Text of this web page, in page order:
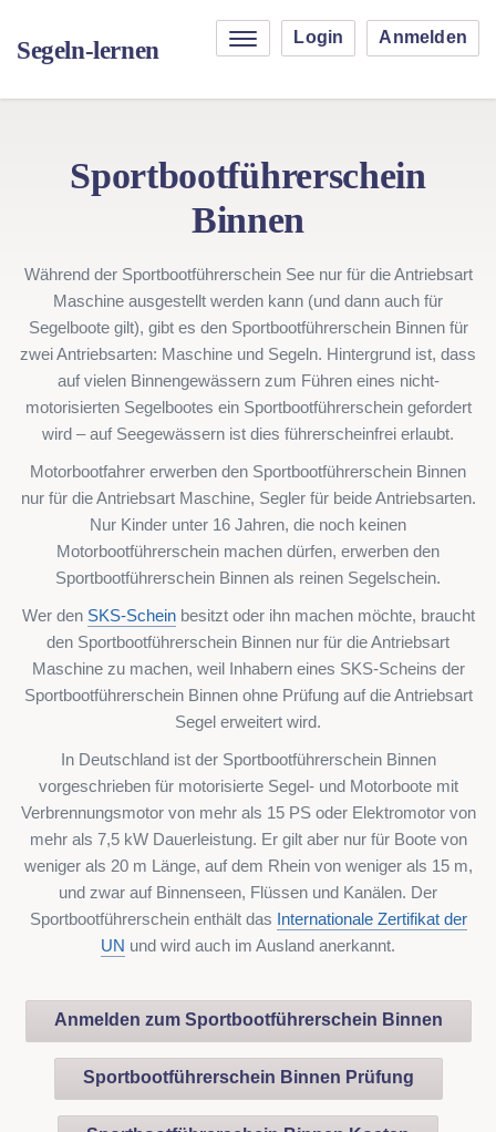
Anmelden
Login
Segeln-lernen
Sportbootführerschein
Binnen
Während der Sportbootführerschein See nur für die Antriebsart
Maschine ausgestellt werden kann (und dann auch für
Segelboote gilt), gibt es den Sportbootführerschein Binnen für
zwei Antriebsarten: Maschine und Segeln. Hintergrund ist, dass
auf vielen Binnengewässern zum Führen eines nicht-
motorisierten Segelbootes ein Sportbootführerschein gefordert
wird – auf Seegewässern ist dies führerscheinfrei erlaubt.
Motorbootfahrer erwerben den Sportbootführerschein Binnen
nur für die Antriebsart Maschine, Segler für beide Antriebsarten.
Nur Kinder unter 16 Jahren, die noch keinen
Motorbootführerschein machen dürfen, erwerben den
Sportbootführerschein Binnen als reinen Segelschein.
Wer den SKS-Scheinbesitzt oder ihn machen möchte, braucht
den Sportbootführerschein Binnen nur für die Antriebsart
Maschine zu machen, weil Inhabern eines SKS-Scheins der
Sportbootführerschein Binnen ohne Prüfung auf die Antriebsart
Segel erweitert wird.
In Deutschland ist der Sportbootführerschein Binnen
vorgeschrieben für motorisierte Segel- und Motorboote mit
Verbrennungsmotor von mehr als 15 PS oder Elektromotor von
mehr als 7,5 kW Dauerleistung. Er gilt aber nur für Boote von
weniger als 20 m Länge, auf dem Rhein von weniger als 15 m,
und zwar auf Binnenseen, Flüssen und Kanälen. Der
Sportbootführerschein enthält das Internationale Zertifikat der
UN und wird auch im Ausland anerkannt.
Anmelden zum Sportbootführerschein Binnen
Sportbootführerschein Binnen Prüfung